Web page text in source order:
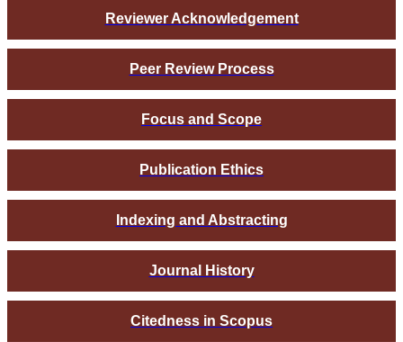
Reviewer Acknowledgement
Peer Review Process
Focus and Scope
Publication Ethics
Indexing and Abstracting
Journal History
Citedness in Scopus